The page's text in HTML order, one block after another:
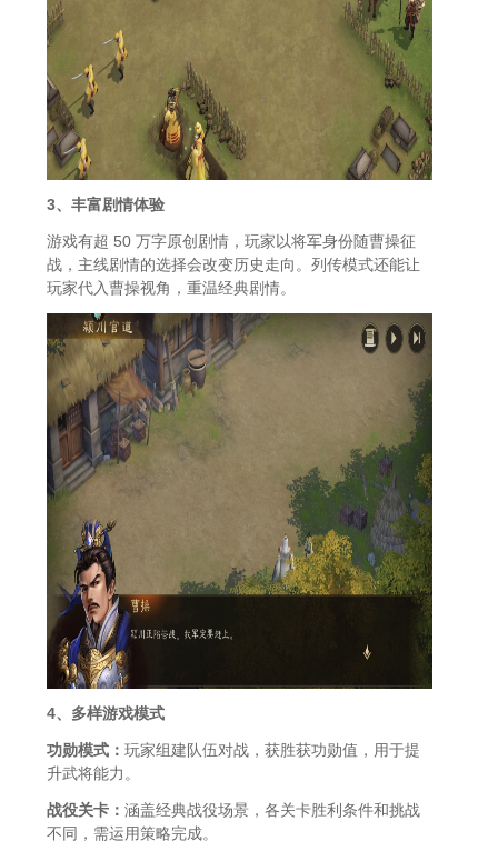
3、丰富剧情体验
游戏有超 50 万字原创剧情，玩家以将军身份随曹操征
战，主线剧情的选择会改变历史走向。列传模式还能让
玩家代入曹操视角，重温经典剧情。
4、多样游戏模式
功勋模式：玩家组建队伍对战，获胜获功勋值，用于提
升武将能力。
战役关卡：涵盖经典战役场景，各关卡胜利条件和挑战
不同，需运用策略完成。